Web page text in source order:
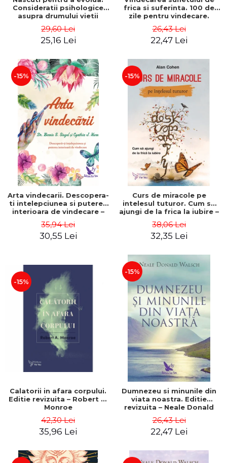
Consideratii psihologice
asupra drumului vietii
integrala – Stefano
Pischiutta
29,60 Lei
25,16 Lei
frica si suferinta. 100 de
zile pentru vindecare.
Chopra
26,43 Lei
22,47 Lei
-15%
Arta vindecarii. Descopera-
ti intelepciunea si puterea
interioara de vindecare –
35,94 Lei
30,55 Lei
-15%
Curs de miracole pe
intelesul tuturor. Cum sa
ajungi de la frica la iubire –
38,06 Lei
32,35 Lei
-15%
Calatorii in afara corpului.
Editie revizuita – Robert A.
Monroe
42,30 Lei
35,96 Lei
-15%
Dumnezeu si minunile din
viata noastra. Editie
revizuita – Neale Donald
26,43 Lei
22,47 Lei